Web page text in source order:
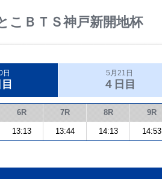
こＢＴＳ神戸新開地杯
日 5月21日
４日目
6R 7R 8R 9R
13:13 13:44 14:13 14:53